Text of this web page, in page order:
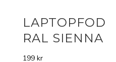
LAPTOPFOD
RAL SIENNA
199 kr